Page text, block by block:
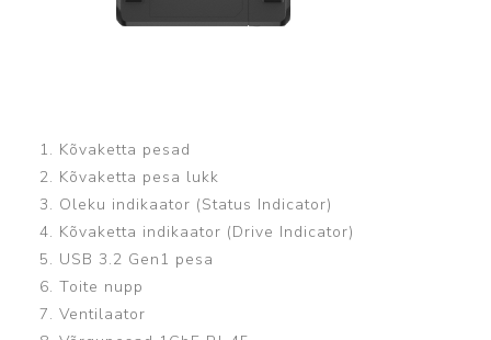
Kõvaketta pesad
Kõvaketta pesa lukk
Oleku indikaator (Status Indicator)
Kõvaketta indikaator (Drive Indicator)
USB 3.2 Gen1 pesa
Toite nupp
Ventilaator